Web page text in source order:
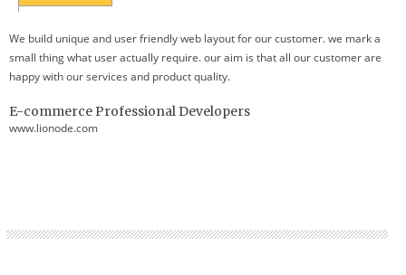
We build unique and user friendly web layout for our customer. we mark a
small thing what user actually require. our aim is that all our customer are
happy with our services and product quality.
E-commerce Professional Developers
www.lionode.com